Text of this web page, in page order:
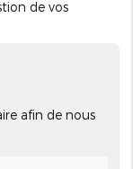
de vos
afin de nous